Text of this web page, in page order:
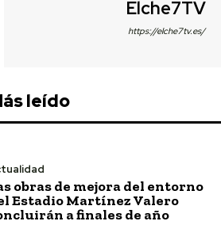
Elche7TV
https://elche7tv.es/
leído
obras de mejora del entorno
Estadio Martínez Valero
a finales de año